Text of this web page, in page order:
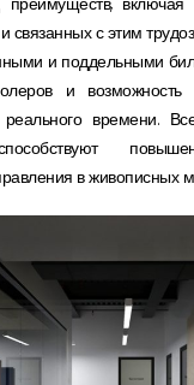
связанных с этим
и поддельными
и возможность
времени.
в живописных